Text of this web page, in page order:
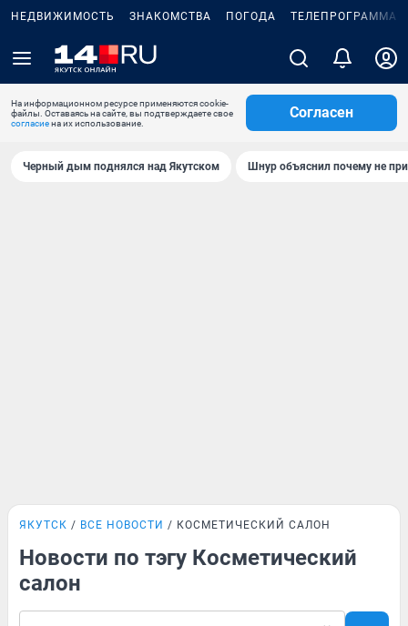
НЕДВИЖИМОСТЬ ЗНАКОМСТВА ПОГОДА ТЕЛЕПРОГРАММА
На информационном ресурсе применяются cookie-
файлы. Оставаясь на сайте, вы подтверждаете свое
согласиена их использование.
Согласен
Черный дым поднялся над Якутском Шнур объяснил почему не
ЯКУТСК ВСЕ НОВОСТИ КОСМЕТИЧЕСКИЙ САЛОН
Новости по тэгу Косметический
салон